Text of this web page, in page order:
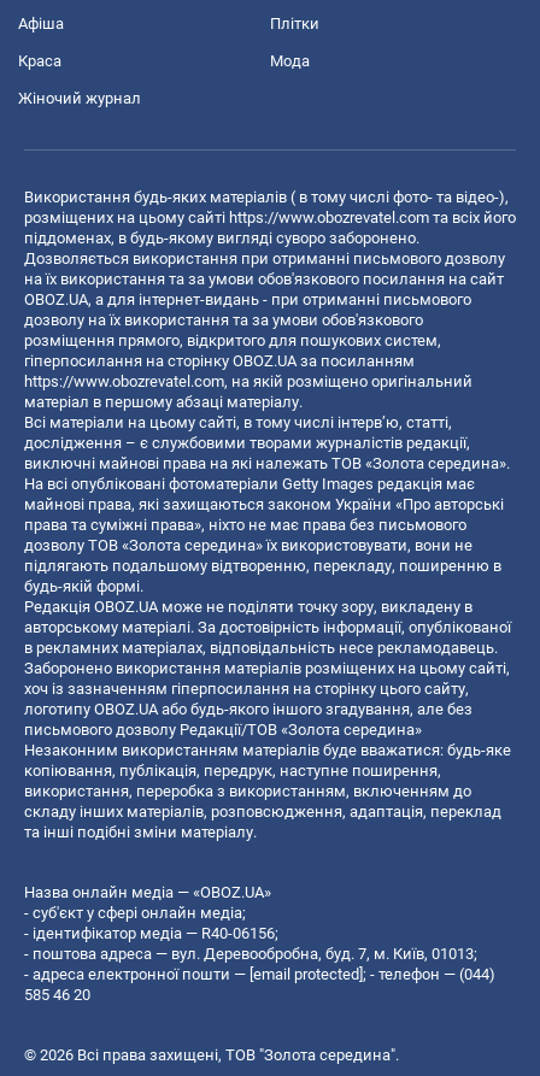
Афіша Плітки
Краса Мода
Жіночий журнал
Використання будь-яких матеріалів ( в тому числі фото- та відео-),
розміщених на цьому сайті https://www.obozrevatel.com та всіх його
піддоменах, в будь-якому вигляді суворо заборонено.
Дозволяється використання при отриманні письмового дозволу
на їх використання та за умови обов'язкового посилання на сайт
OBOZ.UA, а для інтернет-видань - при отриманні письмового
дозволу на їх використання та за умови обов'язкового
розміщення прямого, відкритого для пошукових систем,
гіперпосилання на сторінку OBOZ.UA за посиланням
https://www.obozrevatel.com, на якій розміщено оригінальний
матеріал в першому абзаці матеріалу.
Всі матеріали на цьому сайті, в тому числі інтерв’ю, статті,
дослідження – є службовими творами журналістів редакції,
виключні майнові права на які належать ТОВ «Золота середина».
На всі опубліковані фотоматеріали Getty Images редакція має
майнові права, які захищаються законом України «Про авторські
права та суміжні права», ніхто не має права без письмового
дозволу ТОВ «Золота середина» їх використовувати, вони не
підлягають подальшому відтворенню, перекладу, поширенню в
будь-якій формі.
Редакція OBOZ.UA може не поділяти точку зору, викладену в
авторському матеріалі. За достовірність інформації, опублікованої
в рекламних матеріалах, відповідальність несе рекламодавець.
Заборонено використання матеріалів розміщених на цьому сайті,
хоч із зазначенням гіперпосилання на сторінку цього сайту,
логотипу OBOZ.UA або будь-якого іншого згадування, але без
письмового дозволу Редакції/ТОВ «Золота середина»
Незаконним використанням матеріалів буде вважатися: будь-яке
копiювання, публiкацiя, передрук, наступне поширення,
використання, переробка з використанням, включенням до
складу інших матеріалів, розповсюдження, адаптація, переклад
та інші подібні зміни матеріалу.
Назва онлайн медіа — «OBOZ.UA»
- суб'єкт у сфері онлайн медіа;
- ідентифікатор медіа — R40-06156;
- поштова адреса — вул. Деревообробна, буд. 7, м. Київ, 01013;
- адреса електронної пошти — [email protected]; - телефон — (044)
585 46 20
© 2026 Всі права захищені, ТОВ "Золота середина".